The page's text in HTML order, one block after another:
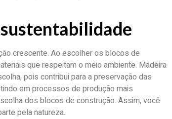
crescente. Ao escolher os blocos de
que respeitam o meio ambiente. Madeira
pois contribui para a preservação das
em processos de produção mais
dos blocos de construção. Assim, você
pela natureza.